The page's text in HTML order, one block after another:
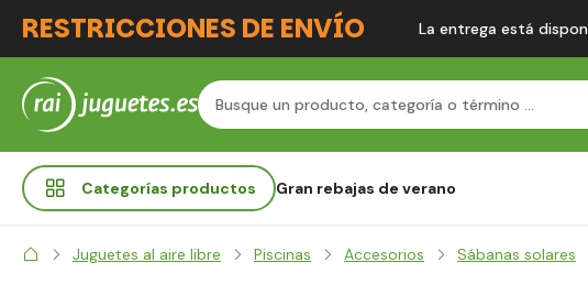
RESTRICCIONES DE ENVÍO La entrega está
Categorías productos Gran rebajas de verano
Juguetes al aire libre Piscinas Accesorios Sábanas solares